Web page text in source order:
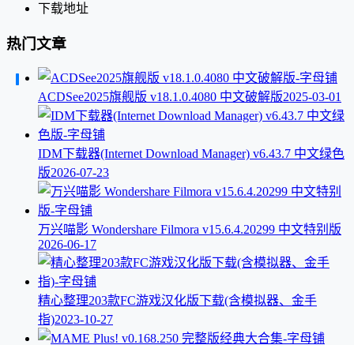
下载地址
热门文章
ACDSee2025旗舰版 v18.1.0.4080 中文破解版2025-03-01
IDM下载器(Internet Download Manager) v6.43.7 中文绿色
版2026-07-23
万兴喵影 Wondershare Filmora v15.6.4.20299 中文特别版
2026-06-17
精心整理203款FC游戏汉化版下载(含模拟器、金手
指)2023-10-27